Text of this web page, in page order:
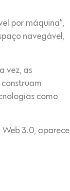
por máquina”,
navegável,
vez, as
como
3.0, aparece